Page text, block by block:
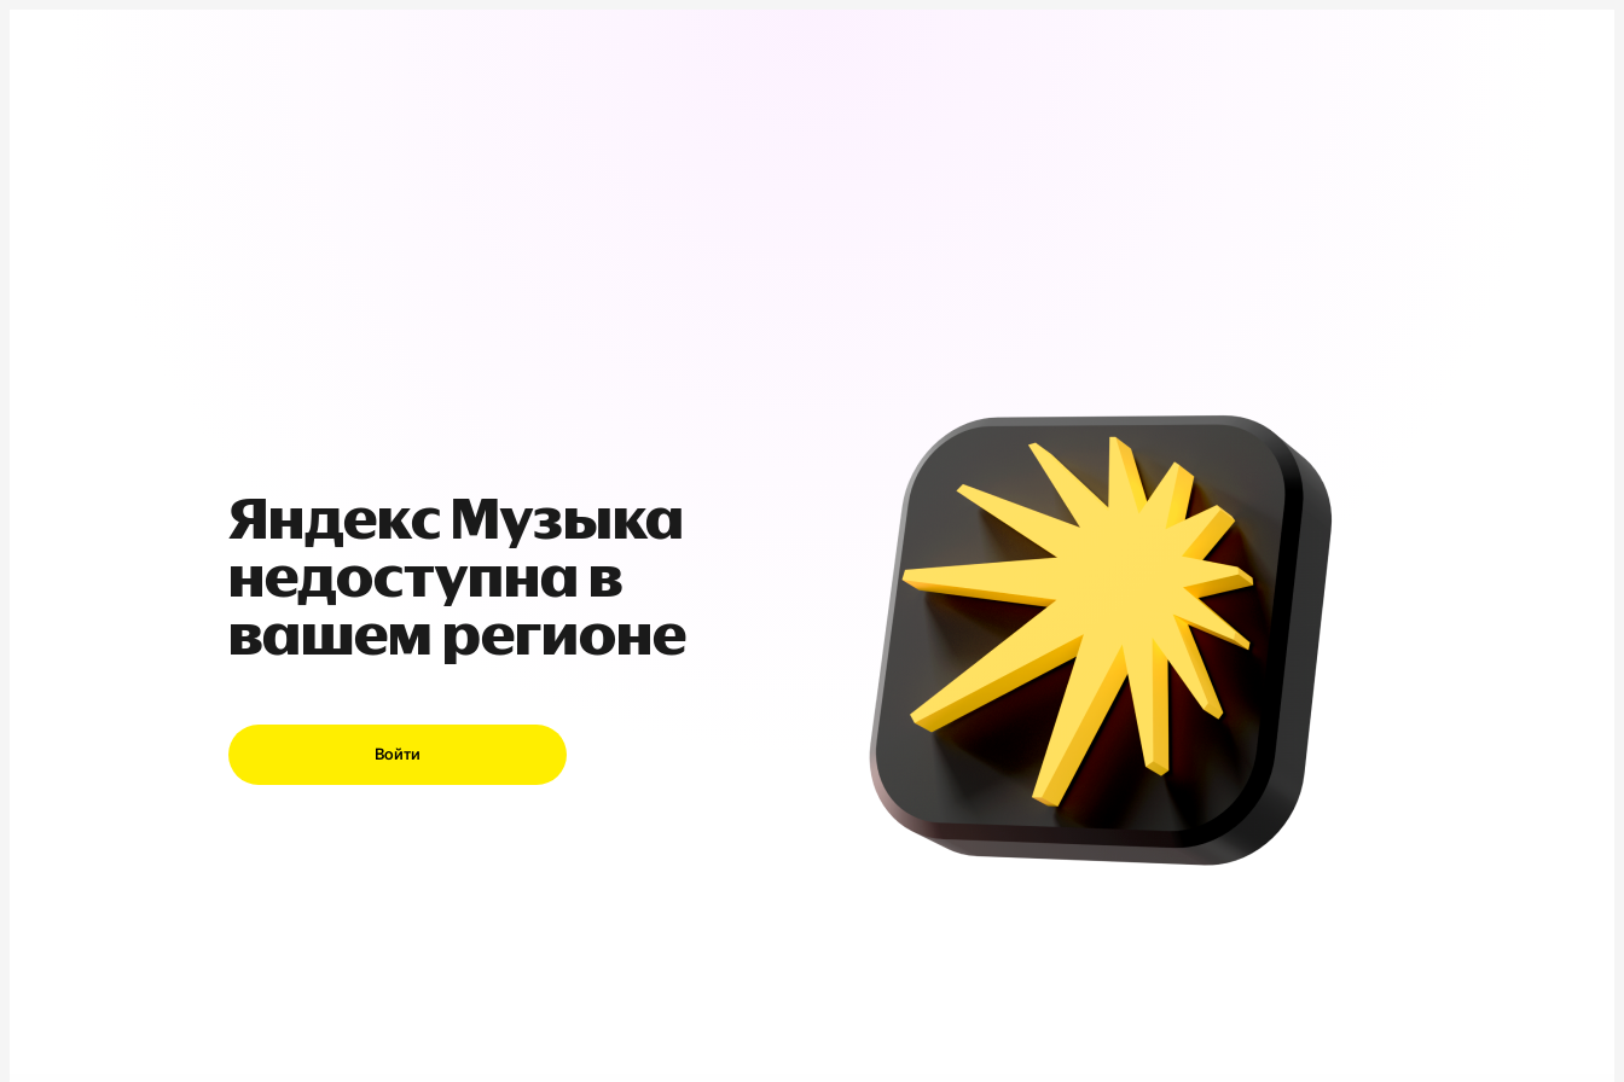
Яндекс Музыка
недоступна в
вашем регионе
Войти